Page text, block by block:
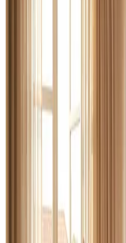
Alle ventilationsmærker